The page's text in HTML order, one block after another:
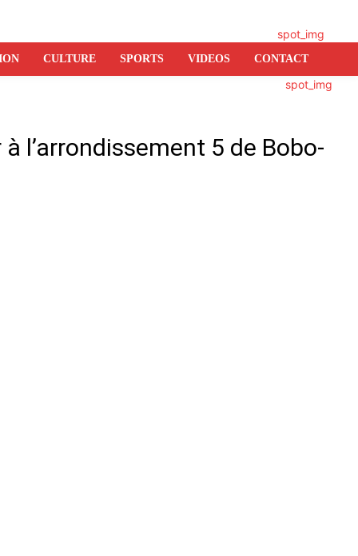
CULTURE SPORTS VIDEOS CONTACT
l’arrondissement 5 de Bobo-